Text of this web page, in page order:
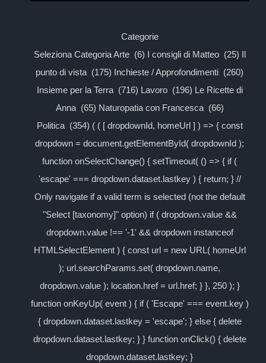
Categorie
Seleziona Categoria Arte (6) I consigli di Matteo (25) Il
punto di vista (175) Inchieste / Approfondimenti (260)
Insieme per la Terra (716) Lavoro (196) Le Ricette di
Anna (65) Naturopatia con Francesca (66)
Politica (354) ( ( [ dropdownId, homeUrl ] ) => { const
dropdown = document.getElementById( dropdownId );
function onSelectChange() { setTimeout( () => { if (
'escape' === dropdown.dataset.lastkey ) { return; } //
Only navigate if a valid term is selected (not the default
"Select [taxonomy]" option) if ( dropdown.value &&
dropdown.value !== '-1' && dropdown instanceof
HTMLSelectElement ) { const url = new URL( homeUrl
); url.searchParams.set( dropdown.name,
dropdown.value ); location.href = url.href; } }, 250 ); }
function onKeyUp( event ) { if ( 'Escape' === event.key )
{ dropdown.dataset.lastkey = 'escape'; } else { delete
dropdown.dataset.lastkey; } } function onClick() { delete
dropdown.dataset.lastkey; }